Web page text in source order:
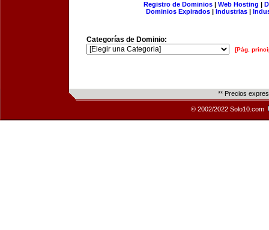
Registro de Dominios| Web Hosting |
Dominios Expirados | Industrias |
Categorías de Dominio:
[Pág.
** Precios
© 2002/2022 Solo10.com